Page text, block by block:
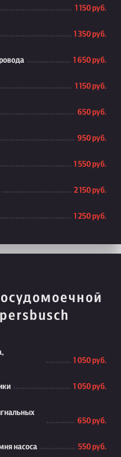
1 150 руб.
1 350 руб.
1 650 руб.
1 150 руб.
650 руб.
950 руб.
1 550 руб.
2 150 руб.
1 250 руб.
1 050 руб.
1 050 руб.
650 руб.
насоса 550 руб.